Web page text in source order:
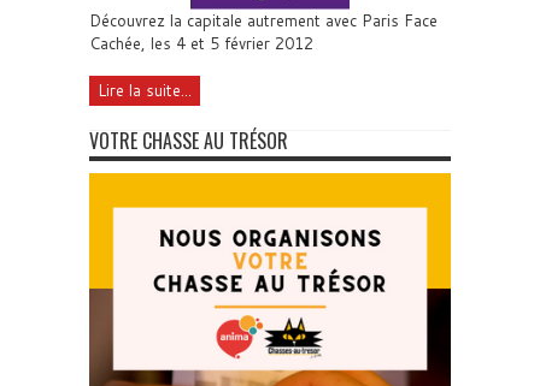
Découvrez la capitale autrement avec Paris Face
Cachée, les 4 et 5 février 2012
Lire la suite...
VOTRE CHASSE AU TRÉSOR